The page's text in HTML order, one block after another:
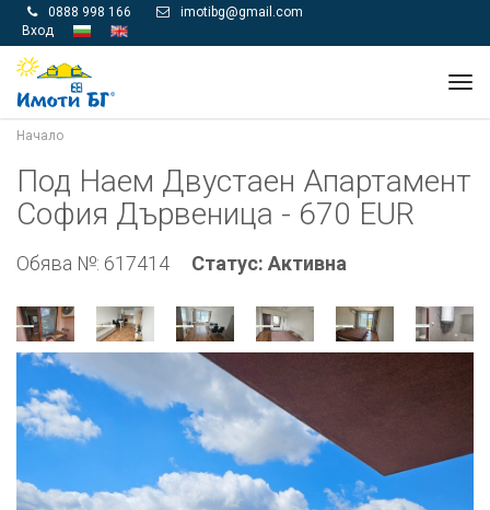
 0888 998 166 
imotibg@gmail.com
Вход
Начало
Под Наем Двустаен Апартамент
София Дървеница - 670 EUR
Обява №: 617414 Статус: Активна